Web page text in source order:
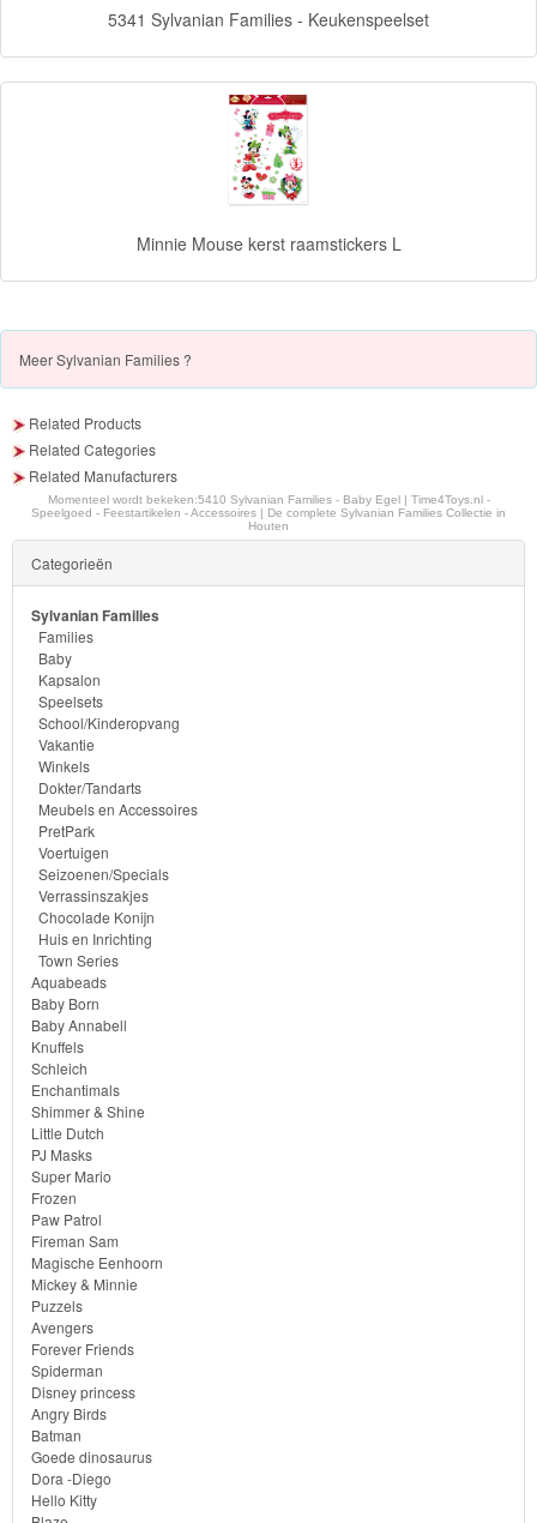
Spiderman
Batman
Goede
dinosaurus
Dora
-
Diego
Hello
Kitty
Blaze
Looney
tunes
Minions
Ben
10
Fairies
Megabloks
Monster
High
My
Little
Pony
Finding
Dory
Planes
Sofia
het
prinsesje
Barbie
5341 Sylvanian Families - Keukenspeelset
Minnie Mouse kerst raamstickers L
MeerSylvanian Families ?
Related Products
Related Categories
Related Manufacturers
Momenteel wordt bekeken:5410 Sylvanian Families - Baby Egel | Time4Toys.nl -
Speelgoed - Feestartikelen - Accessoires | De complete Sylvanian Families Collectie in
Houten
Categorieën
Sylvanian Families
Families
Baby
Kapsalon
Speelsets
School/Kinderopvang
Vakantie
Winkels
Dokter/Tandarts
Meubels en Accessoires
PretPark
Voertuigen
Seizoenen/Specials
Verrassinszakjes
Chocolade Konijn
Huis en Inrichting
Town Series
Aquabeads
Baby Born
Baby Annabell
Knuffels
Schleich
Enchantimals
Shimmer & Shine
Little Dutch
PJ Masks
Super Mario
Frozen
Paw Patrol
Fireman Sam
Magische Eenhoorn
Mickey & Minnie
Puzzels
Avengers
Forever Friends
Spiderman
Disney princess
Angry Birds
Batman
Goede dinosaurus
Dora -Diego
Hello Kitty